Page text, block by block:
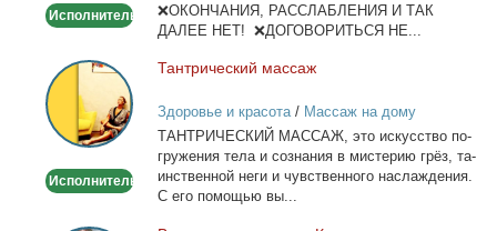
Исполнитель
❌ОКОНЧАНИЯ, РАССЛАБЛЕНИЯ И ТАК
ДАЛЕЕ НЕТ! ❌ДОГОВОРИТЬСЯ НЕ...
Тантрический
массаж
Исполнитель
Тан­три­че­ский мас­саж
Здоровье и красота/ Массаж на дому
ТАНТРИЧЕСКИЙ МАССАЖ, это ис­кус­ство по­
гру­же­ния те­ла и со­зна­ния в ми­сте­рию грёз, та­
ин­ствен­ной неги и чув­ствен­но­го на­сла­жде­ния.
С его по­мо­щью вы...